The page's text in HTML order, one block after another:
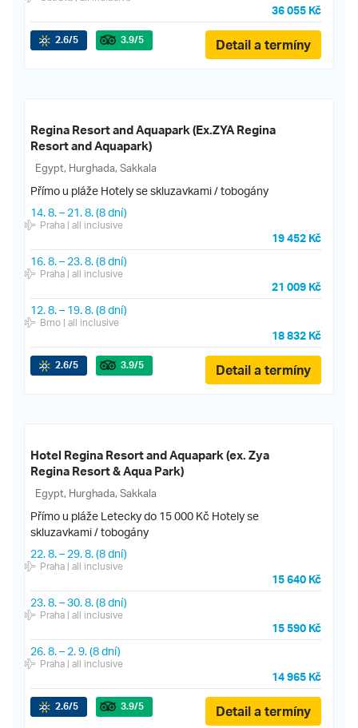
36 055 Kč
2.6/5 3.9/5 Detail a termíny
Regina Resort and Aquapark (Ex.ZYA Regina
Resort and Aquapark)
Egypt, Hurghada, Sakkala
Přímo u pláže Hotely se skluzavkami / tobogány
14. 8.– 21. 8.(8 dní)
Praha| all inclusive
19 452 Kč
16. 8.– 23. 8.(8 dní)
Praha| all inclusive
21 009 Kč
12. 8.– 19. 8.(8 dní)
Brno| all inclusive
18 832 Kč
2.6/5 3.9/5 Detail a termíny
Hotel Regina Resort and Aquapark (ex. Zya
Regina Resort & Aqua Park)
Egypt, Hurghada, Sakkala
Přímo u pláže Letecky do 15 000 Kč Hotely se
skluzavkami / tobogány
22. 8.– 29. 8.(8 dní)
Praha| all inclusive
15 640 Kč
23. 8.–30. 8.(8 dní)
Praha| all inclusive
15 590 Kč
26. 8.– 2. 9.(8 dní)
Praha| all inclusive
14 965 Kč
2.6/5 3.9/5 Detail a termíny